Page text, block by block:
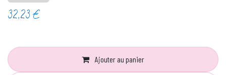
32,23€
Ajouter au panier